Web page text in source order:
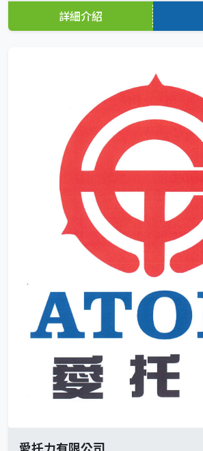
詳細介紹
愛托力有限公司